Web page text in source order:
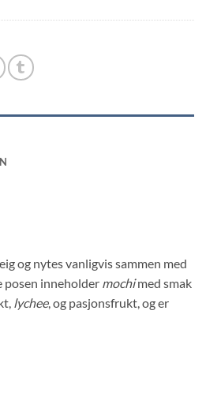
og nytes vanligvis sammen med
posen inneholder mochimed smak
lychee, og pasjonsfrukt, og er